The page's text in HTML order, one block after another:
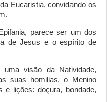
Eucaristia, convidando os
parece ser um dos
de Jesus e o espírito de
visão da Natividade,
suas homilias, o Menino
lições: doçura, bondade,